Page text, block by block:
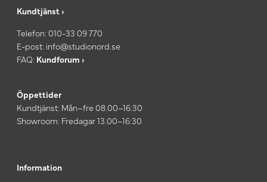
Kundtjänst ›
Telefon: 010-33 09 770
E-post: info@studionord.se
FAQ: Kundforum ›
Öppettider
Kundtjänst: Mån–fre 08.00–16:30
Showroom: Fredagar 13.00–16:30
Information